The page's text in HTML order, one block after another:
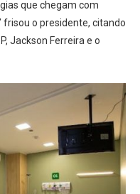
que chegam com
o presidente, citando
Jackson Ferreira e o